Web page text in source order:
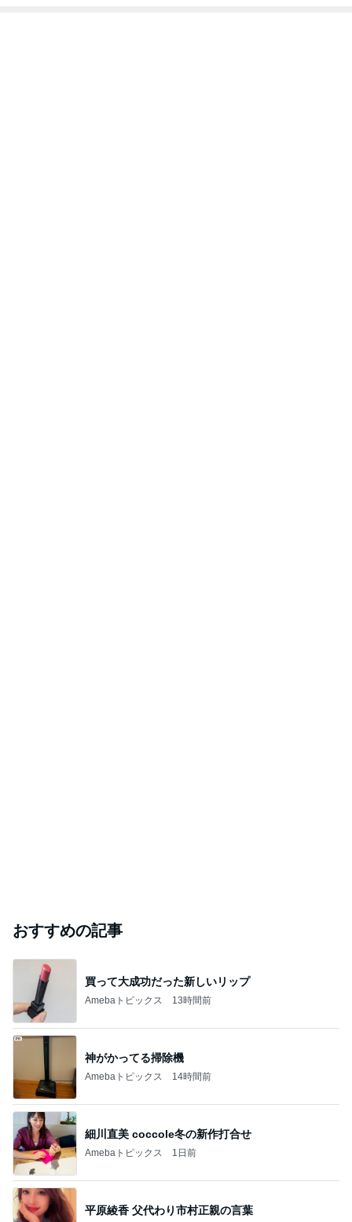
おすすめの記事
買って大成功だった新しいリップ
Amebaトピックス 13時間前
神がかってる掃除機
Amebaトピックス 14時間前
細川直美 coccole冬の新作打合せ
Amebaトピックス 1日前
平原綾香 父代わり市村正親の言葉